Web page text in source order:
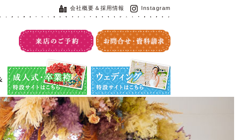
会社概要＆採用情報 Instagram
成人式・卒業袴特設サイト ウエディング特設サイト